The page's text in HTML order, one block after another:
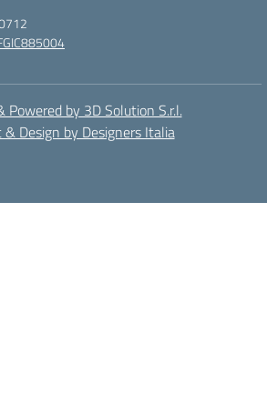
Powered by 3D Solution S.r.l.
& Design by Designers Italia